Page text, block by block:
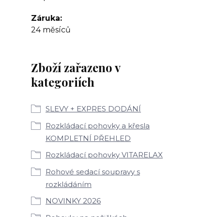
Záruka
24 měsíců
Zboží zařazeno v
kategoriích
SLEVY + EXPRES DODÁNÍ
Rozkládací pohovky a křesla
KOMPLETNÍ PŘEHLED
Rozkládací pohovky VITARELAX
Rohové sedací soupravy s
rozkládáním
NOVINKY 2026